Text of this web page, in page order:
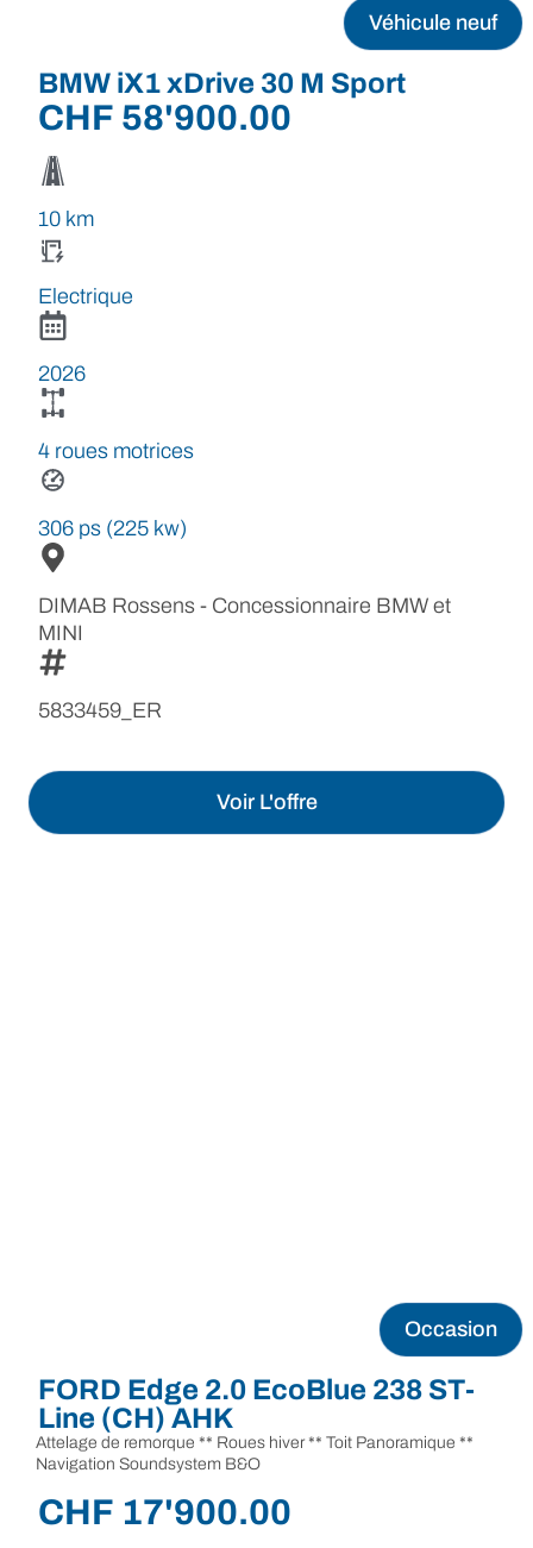
Véhicule neuf
BMW iX1 xDrive 30 M Sport
CHF 58'900.00
10 km
Electrique
2026
4 roues motrices
306 ps (225 kw)
DIMAB Rossens - Concessionnaire BMW et
MINI
5833459_ER
Voir L'offre
Occasion
FORD Edge 2.0 EcoBlue 238 ST-
Line (CH) AHK
Attelage de remorque ** Roues hiver ** Toit Panoramique **
Navigation Soundsystem B&O
CHF 17'900.00